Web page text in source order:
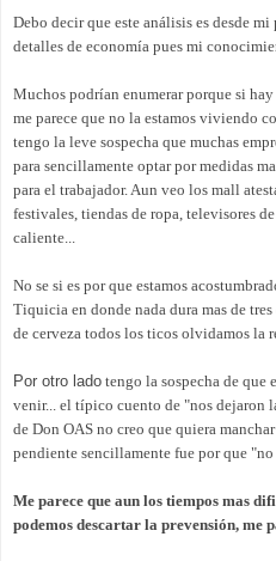
Debo decir que este análisis es desde
detalles de economía pues mi
Muchos podrían enumerar porque si
me parece que no la estamos viviendo
tengo la leve sospecha que muchas
para sencillamente optar por medidas
para el trabajador. Aun veo los mall
festivales, tiendas de ropa, televisores
caliente...
No se si es por que estamos
Tiquicia en donde nada dura mas de
de cerveza todos los ticos olvidamos la
Por otro lado tengo la sospecha de que
venir... el típico cuento de "nos dejaron
de Don OAS no creo que quiera
pendiente sencillamente fue por que "no
Me parece que aun los tiempos mas
podemos descartar la prevensión, me